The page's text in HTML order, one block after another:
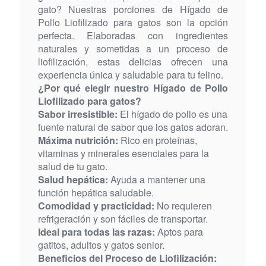
gato? Nuestras porciones de Hígado de
Pollo Liofilizado para gatos son la opción
perfecta. Elaboradas con ingredientes
naturales y sometidas a un proceso de
liofilización, estas delicias ofrecen una
experiencia única y saludable para tu felino.
¿Por qué elegir nuestro Hígado de Pollo
Liofilizado para gatos?
Sabor irresistible: El hígado de pollo es una
fuente natural de sabor que los gatos adoran.
Máxima nutrición: Rico en proteínas,
vitaminas y minerales esenciales para la
salud de tu gato.
Salud hepática: Ayuda a mantener una
función hepática saludable.
Comodidad y practicidad: No requieren
refrigeración y son fáciles de transportar.
Ideal para todas las razas: Aptos para
gatitos, adultos y gatos senior.
Beneficios del Proceso de Liofilización: